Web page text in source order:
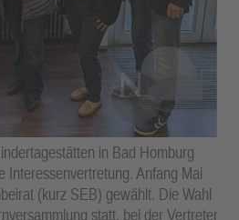
in Bad Homburg
Interessenvertretung. Anfang Mai
(kurz SEB) gewählt. Die Wahl
statt, bei der Vertreter